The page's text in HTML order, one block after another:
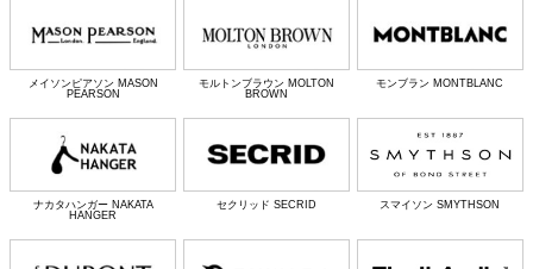
メイソンピアソン MASON
PEARSON
モルトンブラウン MOLTON
BROWN
モンブラン MONTBLANC
ナカタハンガー NAKATA
HANGER
セクリッド SECRID スマイソン SMYTHSON